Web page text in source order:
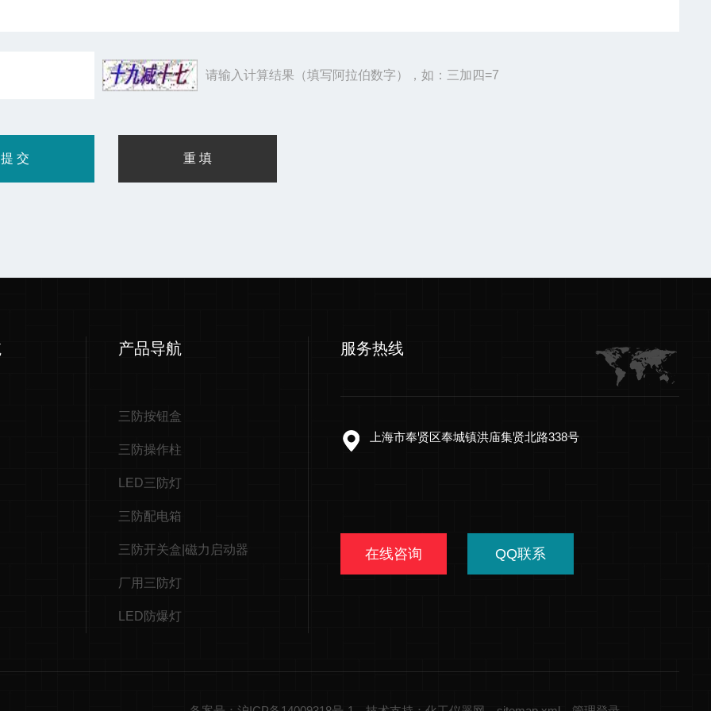
请输入计算结果（填写阿拉伯数字），如：三加四=7
产品导航
三防按钮盒
三防操作柱
LED三防灯
三防配电箱
三防开关盒|磁力启动器
厂用三防灯
LED防爆灯
服务热线
上海市奉贤区奉城镇洪庙集贤北路338号
在线咨询 QQ联系